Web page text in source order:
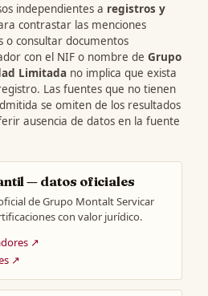
independientes a registros y
contrastar las menciones
o consultar documentos
con el NIF o nombre de Grupo
Limitada no implica que exista
Las fuentes que no tienen
se omiten de los resultados
ausencia de datos en la fuente
— datos oficiales
de Grupo Montalt Servicar
con valor jurídico.
↗
↗